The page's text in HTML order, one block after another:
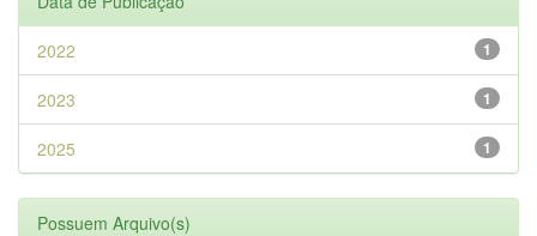
1
2022
1
2023
1
2025
Possuem Arquivo(s)